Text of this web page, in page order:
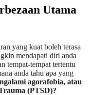
Utama
yang kuat boleh terasa
mendapati diri anda
tempat-tempat tertentu
anda tahu apa yang
agorafobia, atau
(PTSD)?